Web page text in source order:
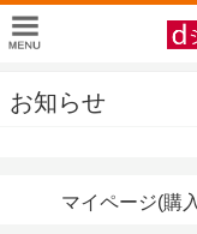
お知らせ
マイページ(購